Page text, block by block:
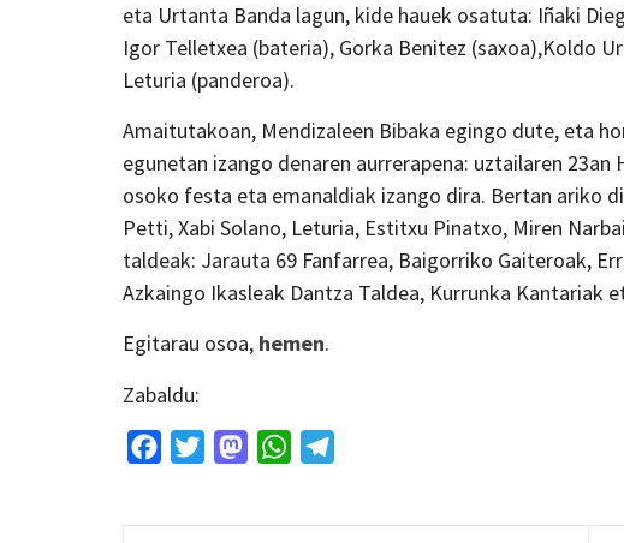
eta Urtanta Banda lagun, kide hauek osatuta: Iñaki
Igor Telletxea (bateria), Gorka Benitez (saxoa),Koldo
Leturia (panderoa).
Amaitutakoan, Mendizaleen Bibaka egingo dute, eta
egunetan izango denaren aurrerapena: uztailaren
osoko festa eta emanaldiak izango dira. Bertan ariko
Petti, Xabi Solano, Leturia, Estitxu Pinatxo, Miren
taldeak: Jarauta 69 Fanfarrea, Baigorriko Gaiteroak,
Azkaingo Ikasleak Dantza Taldea, Kurrunka Kantariak
Egitarau osoa, hemen.
Zabaldu:
FacebookTwitterMastodonWhatsApp